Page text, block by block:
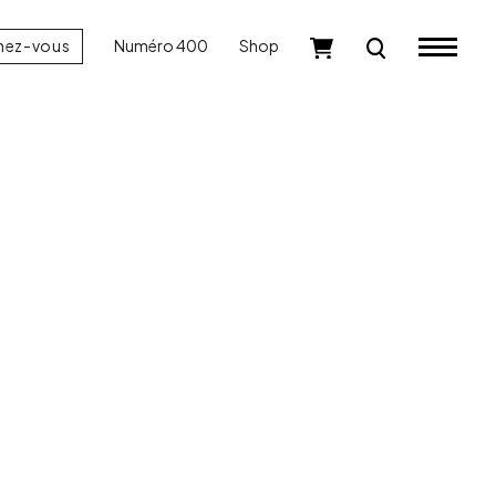
vous Numéro 400 Shop